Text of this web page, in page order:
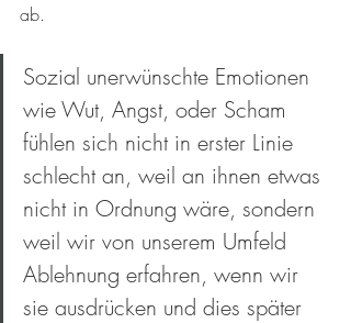
ab.
Sozial unerwünschte Emotionen
wie Wut, Angst, oder Scham
fühlen sich nicht in erster Linie
schlecht an, weil an ihnen etwas
nicht in Ordnung wäre, sondern
weil wir von unserem Umfeld
Ablehnung erfahren, wenn wir
sie ausdrücken und dies später